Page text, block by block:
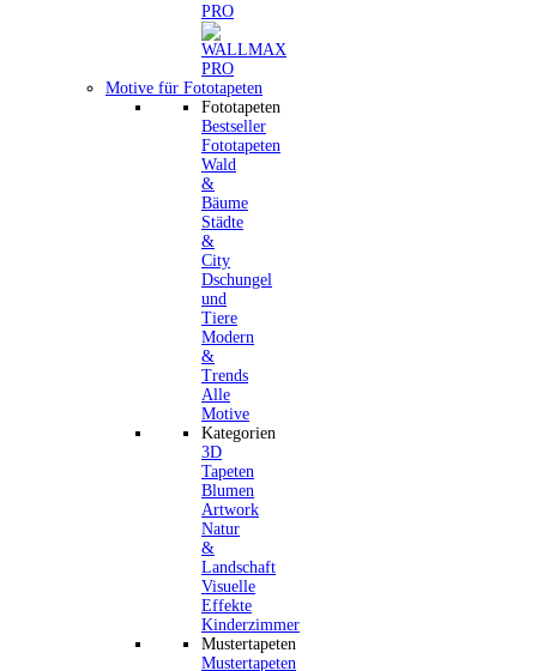
PRO
Motive für Fototapeten
Fototapeten
Bestseller
Fototapeten
Wald
&
Bäume
Städte
&
City
Dschungel
und
Tiere
Modern
&
Trends
Alle
Motive
Kategorien
3D
Tapeten
Blumen
Artwork
Natur
&
Landschaft
Visuelle
Effekte
Kinderzimmer
Mustertapeten
Mustertapeten